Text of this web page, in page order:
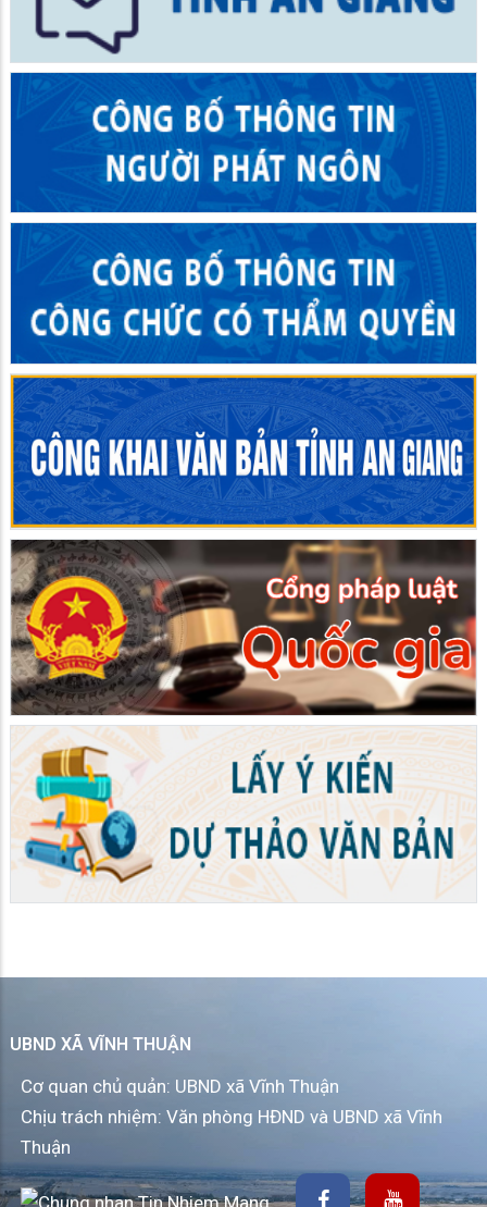
UBND XÃ VĨNH THUẬN
Cơ quan chủ quản: UBND xã Vĩnh Thuận
Chịu trách nhiệm: Văn phòng HĐND và UBND xã Vĩnh
Thuận